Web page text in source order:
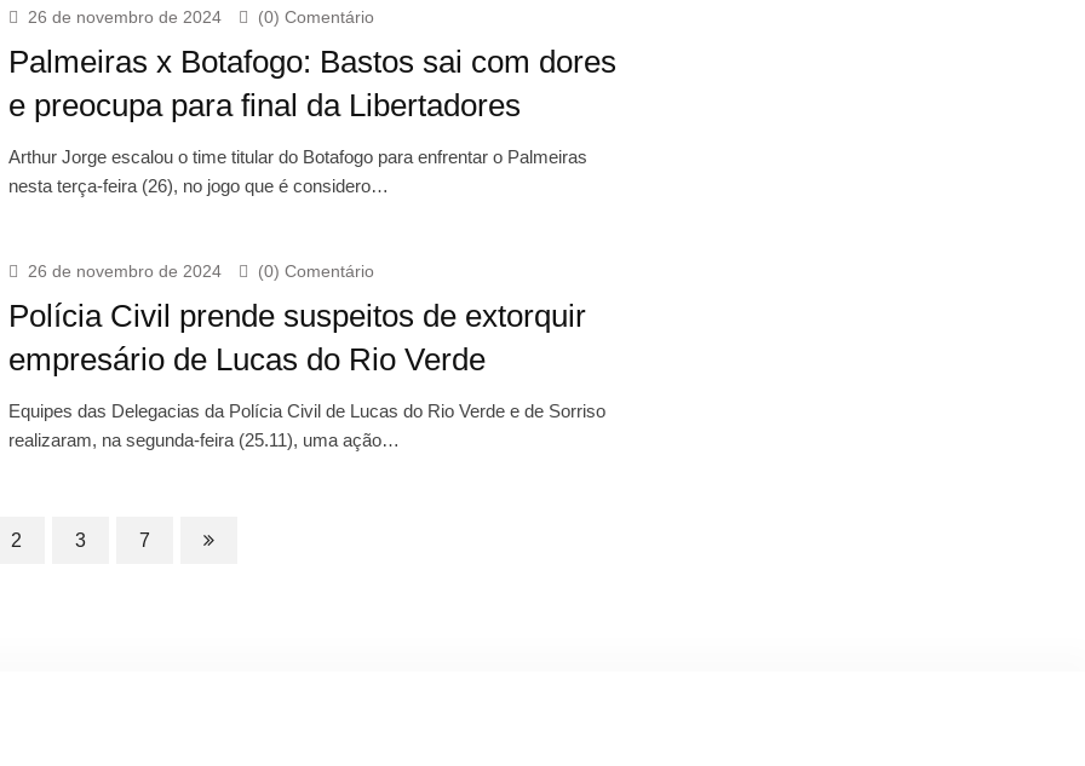
26 de novembro de 2024 (0) Comentário
Palmeiras x Botafogo: Bastos sai com dores
e preocupa para final da Libertadores
Arthur Jorge escalou o time titular do Botafogo para enfrentar o Palmeiras
nesta terça-feira (26), no jogo que é considero…
26 de novembro de 2024 (0) Comentário
Polícia Civil prende suspeitos de extorquir
empresário de Lucas do Rio Verde
Equipes das Delegacias da Polícia Civil de Lucas do Rio Verde e de Sorriso
realizaram, na segunda-feira (25.11), uma ação…
2 3 7